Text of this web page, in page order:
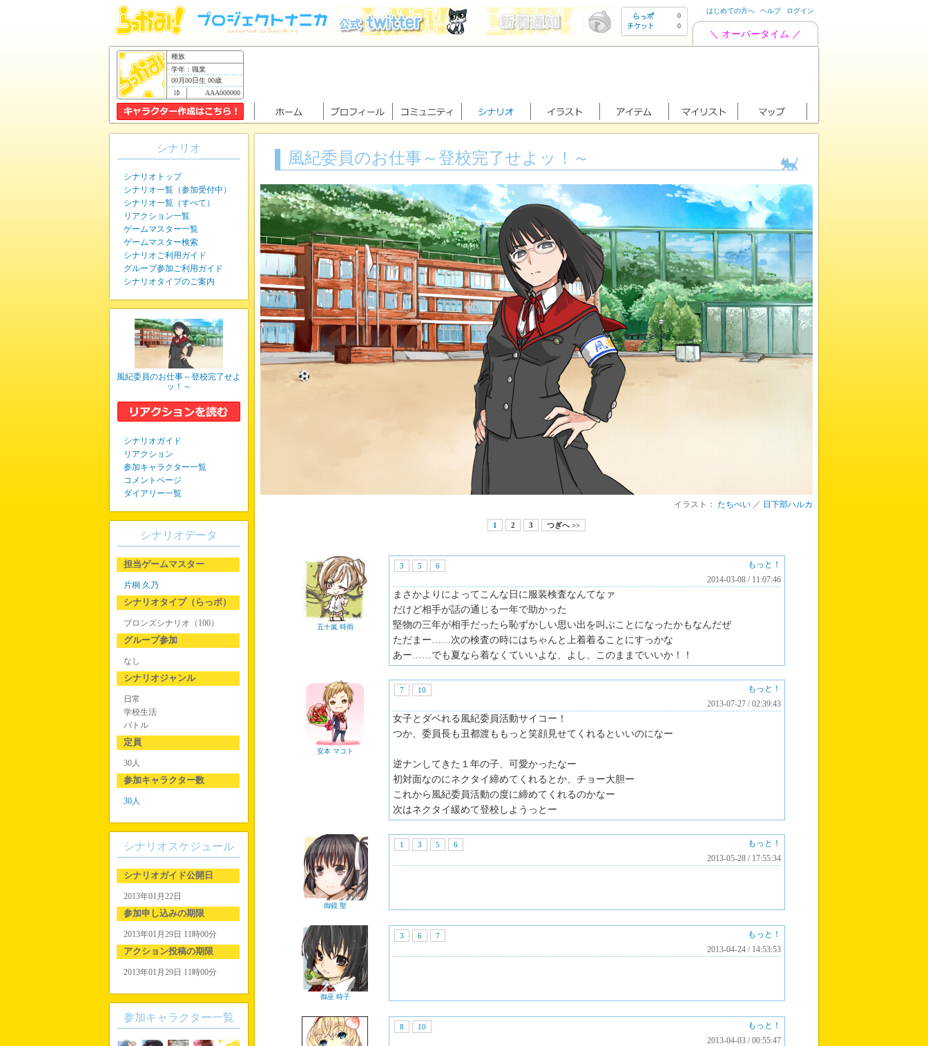
0
0
はじめての方へ ヘルプ ログイン
＼ オーバータイム ／
種族
学年：職業
00月00日生 00歳
AAA000000
風紀委員のお仕事～登校完了せよッ！～
イラスト： たちぺい ／ 日下部ハルカ
1 2 3 つぎへ >>
五十嵐 時雨
3 5 6
もっと！
2014-03-08 / 11:07:46
まさかよりによってこんな日に服装検査なんてなァ
だけど相手が話の通じる一年で助かった
堅物の三年が相手だったら恥ずかしい思い出を叫ぶことになったかもなんだぜ
ただまー……次の検査の時にはちゃんと上着着ることにすっかな
あー……でも夏なら着なくていいよな、よし、このままでいいか！！
安本 マコト
7 10
もっと！
2013-07-27 / 02:39:43
女子とダベれる風紀委員活動サイコー！
つか、委員長も丑都渡ももっと笑顔見せてくれるといいのになー
逆ナンしてきた１年の子、可愛かったなー
初対面なのにネクタイ締めてくれるとか、チョー大胆ー
これから風紀委員活動の度に締めてくれるのかなー
次はネクタイ緩めて登校しようっとー
御鏡 聖
1 3 5 6
もっと！
2013-05-28 / 17:55:34
御巫 時子
3 6 7
もっと！
2013-04-24 / 14:53:53
8 10
もっと！
2013-04-03 / 00:55:47
シナリオ
シナリオトップ
シナリオ一覧（参加受付中）
シナリオ一覧（すべて）
リアクション一覧
ゲームマスター一覧
ゲームマスター検索
シナリオご利用ガイド
グループ参加ご利用ガイド
シナリオタイプのご案内
風紀委員のお仕事～登校完了せよ
ッ！～
シナリオガイド
リアクション
参加キャラクター一覧
コメントページ
ダイアリー一覧
シナリオデータ
担当ゲームマスター
片桐 久乃
シナリオタイプ（らっポ）
ブロンズシナリオ（100）
グループ参加
なし
シナリオジャンル
日常
学校生活
バトル
定員
30人
参加キャラクター数
30人
シナリオスケジュール
シナリオガイド公開日
2013年01月22日
参加申し込みの期限
2013年01月29日 11時00分
アクション投稿の期限
2013年01月29日 11時00分
参加キャラクター一覧